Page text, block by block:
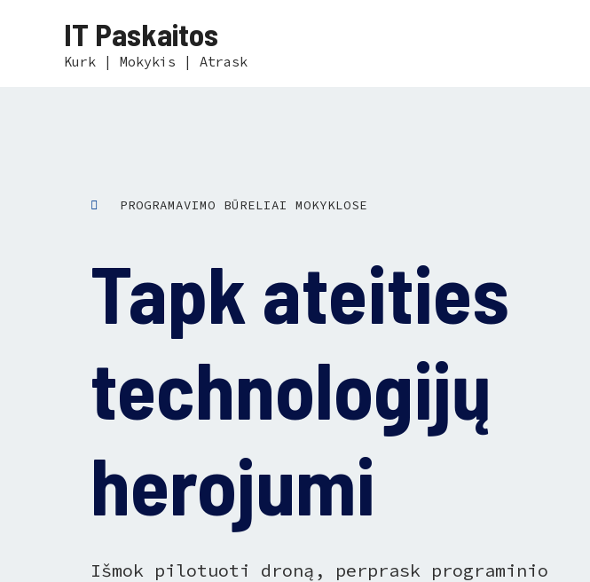
IT Paskaitos
Kurk | Mokykis | Atrask
PROGRAMAVIMO BŪRELIAI MOKYKLOSE
Tapk ateities
technologijų
herojumi
Išmok pilotuoti droną, perprask programinio